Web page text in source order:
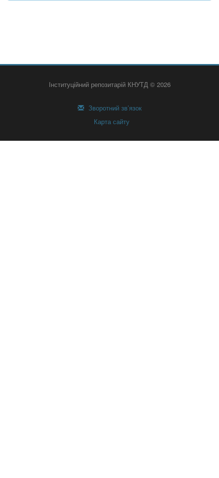
Інституційний репозитарій КНУТД © 2026
Зворотний зв’язок
Карта сайту